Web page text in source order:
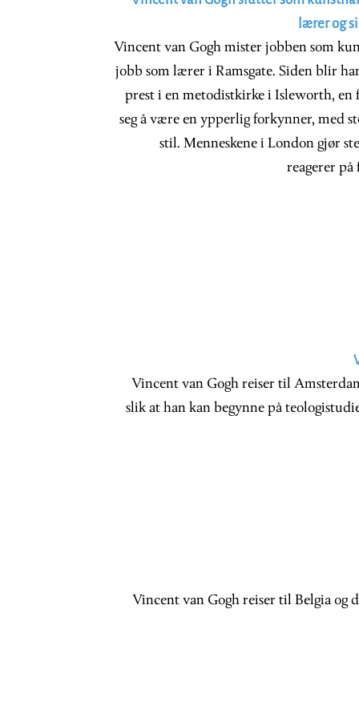
lærer og
Vincent van Gogh mister jobben som
jobb som lærer i Ramsgate. Siden blir
prest i en metodistkirke i Isleworth, en
seg å være en ypperlig forkynner, med
stil. Menneskene i London gjør
reagerer
Vincent van Gogh reiser til
slik at han kan begynne på
Vincent van Gogh reiser til Belgia og